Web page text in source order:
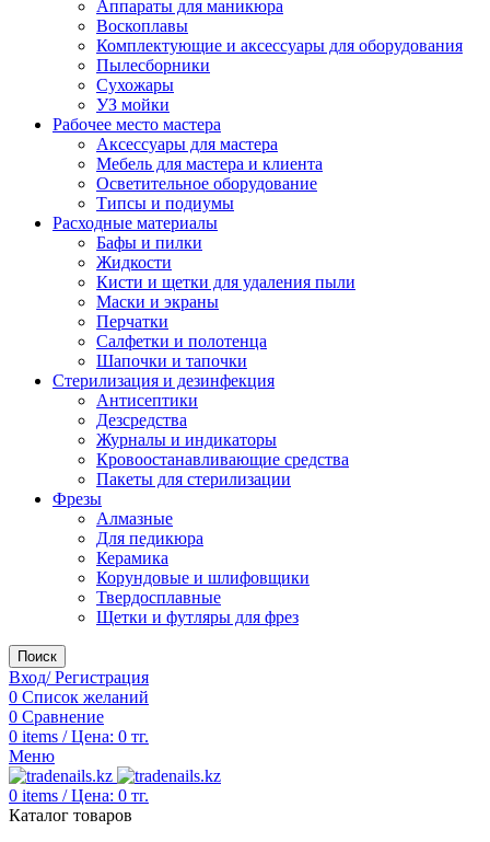
Аппараты для маникюра
Воскоплавы
Комплектующие и аксессуары для оборудования
Пылесборники
Сухожары
УЗ мойки
Рабочее место мастера
Аксессуары для мастера
Мебель для мастера и клиента
Осветительное оборудование
Типсы и подиумы
Расходные материалы
Бафы и пилки
Жидкости
Кисти и щетки для удаления пыли
Маски и экраны
Перчатки
Салфетки и полотенца
Шапочки и тапочки
Стерилизация и дезинфекция
Антисептики
Дезсредства
Журналы и индикаторы
Кровоостанавливающие средства
Пакеты для стерилизации
Фрезы
Алмазные
Для педикюра
Керамика
Корундовые и шлифовщики
Твердосплавные
Щетки и футляры для фрез
Поиск
Вход/ Регистрация
0 Список желаний
0 Сравнение
0 items / Цена: 0 тг.
Меню
0 items / Цена: 0 тг.
Каталог товаров